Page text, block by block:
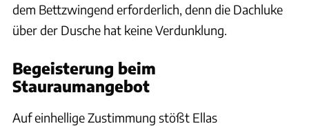
dem Bettzwingend erforderlich, denn die Dachluke
über der Dusche hat keine Verdunklung.
Begeisterung beim
Stauraumangebot
Auf einhellige Zustimmung stößt Ellas